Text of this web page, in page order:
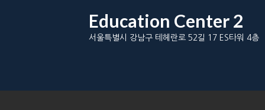
Education Center 2
서울특별시 강남구 테헤란로 52길 17 ES타워 4층